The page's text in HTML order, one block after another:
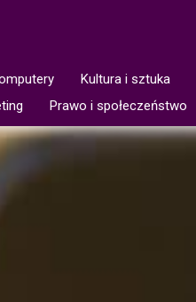
Kultura i sztuka
Prawo i społeczeństwo